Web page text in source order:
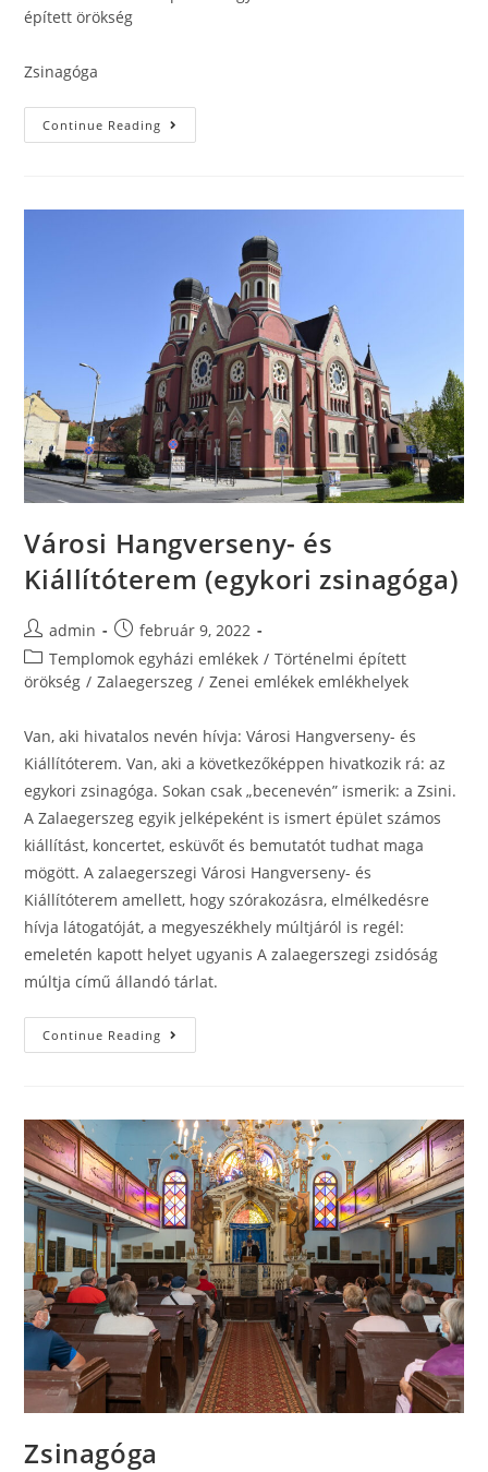
épített örökség
Zsinagóga
Continue Reading
Városi Hangverseny- és
Kiállítóterem (egykori zsinagóga)
admin
február 9, 2022
Templomok egyházi emlékek / Történelmi épített
örökség / Zalaegerszeg / Zenei emlékek emlékhelyek
Van, aki hivatalos nevén hívja: Városi Hangverseny- és
Kiállítóterem. Van, aki a következőképpen hivatkozik rá: az
egykori zsinagóga. Sokan csak „becenevén” ismerik: a Zsini.
A Zalaegerszeg egyik jelképeként is ismert épület számos
kiállítást, koncertet, esküvőt és bemutatót tudhat maga
mögött. A zalaegerszegi Városi Hangverseny- és
Kiállítóterem amellett, hogy szórakozásra, elmélkedésre
hívja látogatóját, a megyeszékhely múltjáról is regél:
emeletén kapott helyet ugyanis A zalaegerszegi zsidóság
múltja című állandó tárlat.
Continue Reading
Zsinagóga